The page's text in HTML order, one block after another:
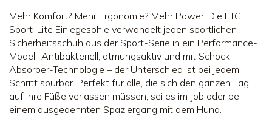
Mehr Komfort? Mehr Ergonomie? Mehr Power! Die FTG
Sport-Lite Einlegesohle verwandelt jeden sportlichen
Sicherheitsschuh aus der Sport-Serie in ein Performance-
Modell. Antibakteriell, atmungsaktiv und mit Schock-
Absorber-Technologie – der Unterschied ist bei jedem
Schritt spürbar. Perfekt für alle, die sich den ganzen Tag
auf ihre Füße verlassen müssen, sei es im Job oder bei
einem ausgedehnten Spaziergang mit dem Hund.